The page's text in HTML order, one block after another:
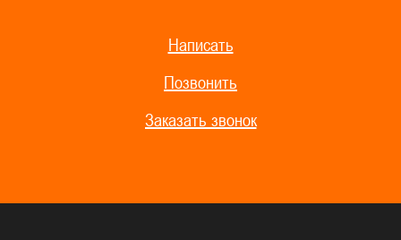
Написать
Позвонить
Заказать звонок